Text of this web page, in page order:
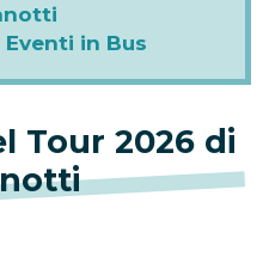
in Bus
Tour 2026 di